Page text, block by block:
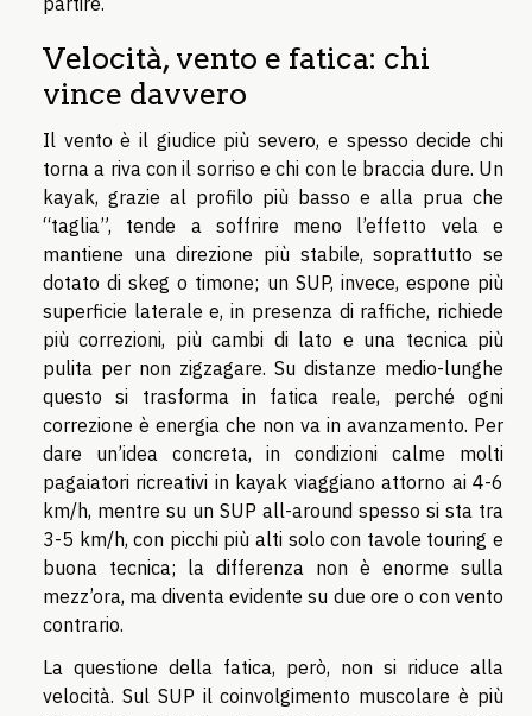
Velocità, vento e fatica: chi
vince davvero
Il vento è il giudice più severo, e spesso decide chi
torna a riva con il sorriso e chi con le braccia dure. Un
kayak, grazie al profilo più basso e alla prua che
“taglia”, tende a soffrire meno l’effetto vela e
mantiene una direzione più stabile, soprattutto se
dotato di skeg o timone; un SUP, invece, espone più
superficie laterale e, in presenza di raffiche, richiede
più correzioni, più cambi di lato e una tecnica più
pulita per non zigzagare. Su distanze medio-lunghe
questo si trasforma in fatica reale, perché ogni
correzione è energia che non va in avanzamento. Per
dare un’idea concreta, in condizioni calme molti
pagaiatori ricreativi in kayak viaggiano attorno ai 4-6
km/h, mentre su un SUP all-around spesso si sta tra
3-5 km/h, con picchi più alti solo con tavole touring e
buona tecnica; la differenza non è enorme sulla
mezz’ora, ma diventa evidente su due ore o con vento
contrario.
La questione della fatica, però, non si riduce alla
velocità. Sul SUP il coinvolgimento muscolare è più